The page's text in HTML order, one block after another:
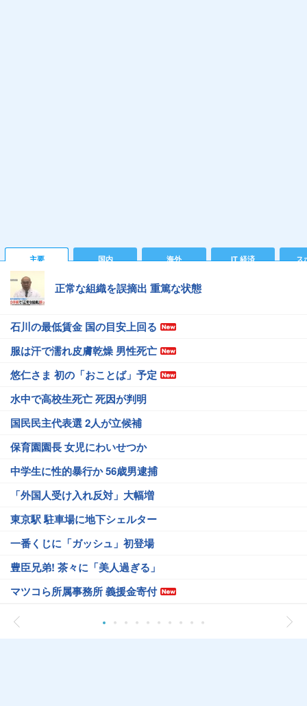
主要 国内 海外 IT 経済 ス
正常な組織を誤摘出 重篤な状態
石川の最低賃金 国の目安上回る
服は汗で濡れ皮膚乾燥 男性死亡
悠仁さま 初の「おことば」予定
水中で高校生死亡 死因が判明
国民民主代表選 2人が立候補
保育園園長 女児にわいせつか
中学生に性的暴行か 56歳男逮捕
「外国人受け入れ反対」大幅増
東京駅 駐車場に地下シェルター
一番くじに「ガッシュ」初登場
豊臣兄弟! 茶々に「美人過ぎる」
マツコら所属事務所 義援金寄付